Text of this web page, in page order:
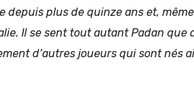
depuis plus de quinze ans et,
Il se sent tout autant Padan que
d’autres joueurs qui sont nés